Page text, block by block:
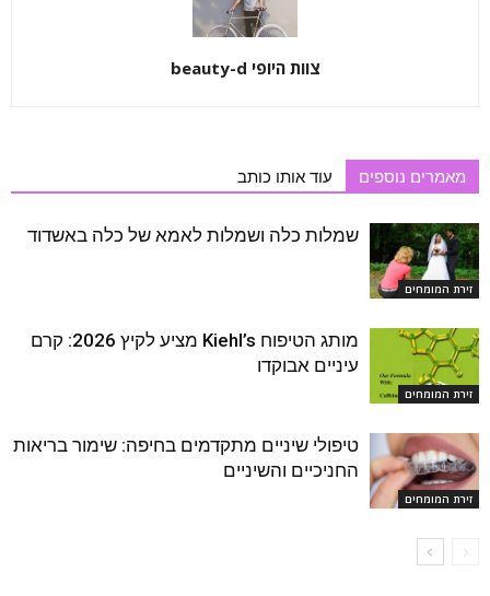
צוות היופי beauty-d
מאמרים נוספים עוד אותו כותב
זירת המומחים
שמלות כלה ושמלות לאמא של כלה באשדוד
זירת המומחים
מותג הטיפוח Kiehl’s מציע לקיץ 2026: קרם
עיניים אבוקדו
זירת המומחים
טיפולי שיניים מתקדמים בחיפה: שימור בריאות
החניכיים והשיניים